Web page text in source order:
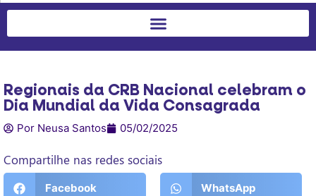
Regionais da CRB Nacional celebram o
Dia Mundial da Vida Consagrada
Por Neusa Santos 05/02/2025
Compartilhe nas redes sociais
Facebook WhatsApp